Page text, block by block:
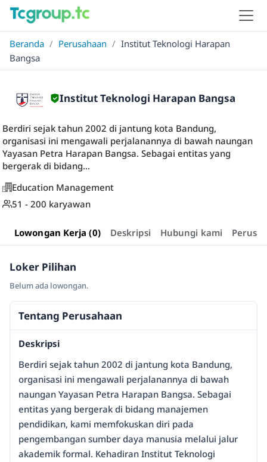
Beranda / Perusahaan / Institut Teknologi Harapan
Bangsa
Institut Teknologi Harapan Bangsa
Berdiri sejak tahun 2002 di jantung kota Bandung,
organisasi ini mengawali perjalanannya di bawah naungan
Yayasan Petra Harapan Bangsa. Sebagai entitas yang
bergerak di bidang...
Education Management
51 - 200 karyawan
Lowongan Kerja (0) Deskripsi Hubungi kami
Loker Pilihan
Belum ada lowongan.
Tentang Perusahaan
Deskripsi
Berdiri sejak tahun 2002 di jantung kota Bandung,
organisasi ini mengawali perjalanannya di bawah
naungan Yayasan Petra Harapan Bangsa. Sebagai
entitas yang bergerak di bidang manajemen
pendidikan, kami memfokuskan diri pada
pengembangan sumber daya manusia melalui jalur
akademik formal. Kehadiran Institut Teknologi